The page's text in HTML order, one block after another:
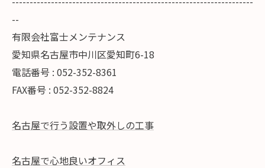
--
有限会社富士メンテナンス
愛知県名古屋市中川区愛知町6-18
電話番号 : 052-352-8361
FAX番号 : 052-352-8824
名古屋で行う設置や取外しの工事
名古屋で心地良いオフィス